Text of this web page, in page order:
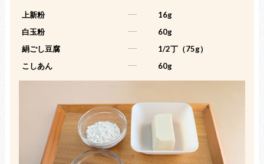
上新粉 -----
16g
白玉粉
-----
60g
絹ごし豆腐
-----
1/2丁（75g）
こしあん
----- 60g